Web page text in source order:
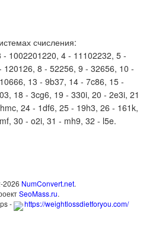
счисления:
1002201220, 4 - 11102232, 5 -
120126, 8 - 52256, 9 - 32656, 10 -
13 - 9b37, 14 - 7c86, 15 -
18 - 3cg6, 19 - 330i, 20 - 2e3i, 21
24 - 1df6, 25 - 19h3, 26 - 161k,
30 - o2i, 31 - mh9, 32 - l5e.
2026 NumConvert.net.
SeoMass.ru.
-
https://weightlossdietforyou.com/